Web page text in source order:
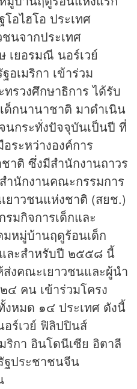
อไฮโอ ประเทศ
ชนจากประเทศ
เยอรมณี นอร์เวย์
อเมริกา เข้าร่วม
รวงศึกษาธิการ ได้รับ
ด็กนานาชาติ มาดำเนิน
กระทั่งปัจจุบันเป็นปี ที่
ระหว่างองค์การ
าติ ซึ่งมีสำนักงานถาวร
ำนักงานคณะกรรมการ
ยาวชนแห่งชาติ (สยช.)
มกิจการเด็กและ
หมู่บ้านฤดูร้อนเด็ก
ละสำหรับปี ๒๕๕๘ นี้
ส่งคณะเยาวชนและผู้นำ
๔ คน เข้าร่วมโครง
งหมด ๑๔ ประเทศ ดังนี้
อร์เวย์ ฟิลิปปินส์
ริกา อินโดนีเซีย อิตาลี
ประชาชนจีน